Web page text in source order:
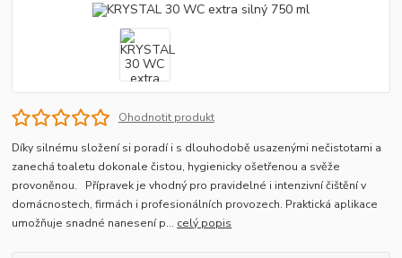
Ohodnotit produkt
Díky silnému složení si poradí i s dlouhodobě usazenými nečistotami a
zanechá toaletu dokonale čistou, hygienicky ošetřenou a svěže
provoněnou. Přípravek je vhodný pro pravidelné i intenzivní čištění v
domácnostech, firmách i profesionálních provozech. Praktická aplikace
umožňuje snadné nanesení p... celý popis